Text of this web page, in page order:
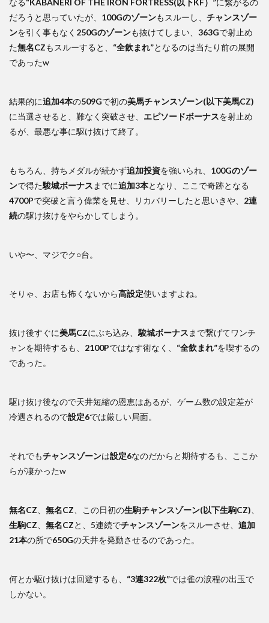
だろうと思っていたが、 100Gのゾーンもスルーし、 チャンスゾー
ンを引く事もなく 250Gのゾーンも抜けてしまい、 363Gで射止め
た無名CZもスルーすると、 “全飲まれ”となるのは当たり前の展開
であったw
結果的に追加4本の509Gで初の美馬チャンスゾーン(以下美馬CZ)
に当選させると、難なく突破させ、 エピソードボーナスを射止め
るが、最悪な事に駆け抜けて終了。
もちろん、持ちメダルが続かず追加投資を強いられ、 100Gのゾー
ンで得た駿城ボーナス までに追加3本となり、ここで奇跡となる
4700Pで突破と言う偉業を見せ、リカバリーしたと思いきや、 2連
続の駆け抜けをやらかしてしまう。
いや〜、マジでク○台。
そりゃ、お店も怖くないから高設定使いますよね。
抜け後すぐに美馬CZにぶち込み、 駿城ボーナス まで繋げてワンチ
ャンを期待するも、 2100Pではなす術なく、 “全飲まれ”を喫するの
であった。
駆け抜け後なので天井短縮の恩恵はあるが、ゲーム数の設定差が
冷遇されるので設定6では厳しい局面。
それでもチャンスゾーンは設定6なのだからと期待するも、ここか
らが凄かったw
無名CZ 無名CZ 、この日初の生駒チャンスゾーン(以下生駒CZ)
生駒CZ
無名CZと、5連続でチャンスゾーンをスルーさせ、 追加
21本の所で650Gの天井を発動させるのであった。
何とか駆け抜けは回避するも、 “3連322枚”では雀の涙程の出玉で
しかない。